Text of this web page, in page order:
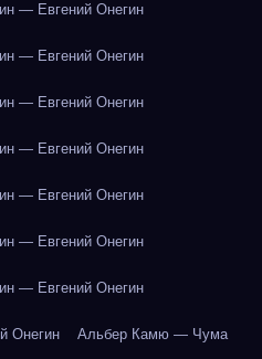
— Евгений Онегин
— Евгений Онегин
— Евгений Онегин
— Евгений Онегин
— Евгений Онегин
— Евгений Онегин
— Евгений Онегин
Онегин Альбер Камю — Чума